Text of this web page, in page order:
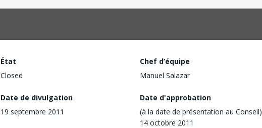
État
Closed
Chef d’équipe
Manuel Salazar
Date de divulgation
19 septembre 2011
Date d'approbation
(à la date de présentation au Conseil)
14 octobre 2011